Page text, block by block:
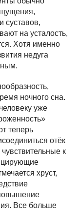
суставов,
на усталость,
Хотя именно
недуга
ночного сна.
уже
теперь
отёк
к
хруст,
Все больше